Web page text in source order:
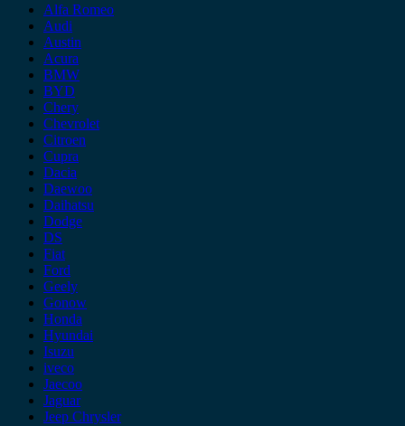
Alfa Romeo
Audi
Austin
Acura
BMW
BYD
Chery
Chevrolet
Citroen
Cupra
Dacia
Daewoo
Daihatsu
Dodge
DS
Fiat
Ford
Geely
Gonow
Honda
Hyundai
Isuzu
iveco
Jaecoo
Jaguar
Jeep Chrysler